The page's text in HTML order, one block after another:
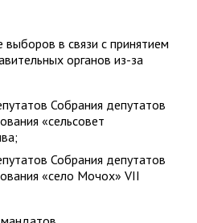
в связи с принятием
органов из-за
Собрания депутатов
«сельсовет
Собрания депутатов
«село Мочох» VII